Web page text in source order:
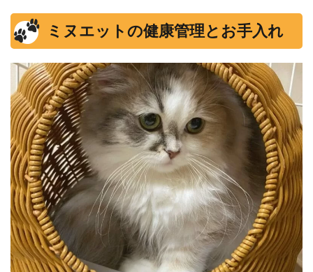
ミヌエットの健康管理とお手入れ